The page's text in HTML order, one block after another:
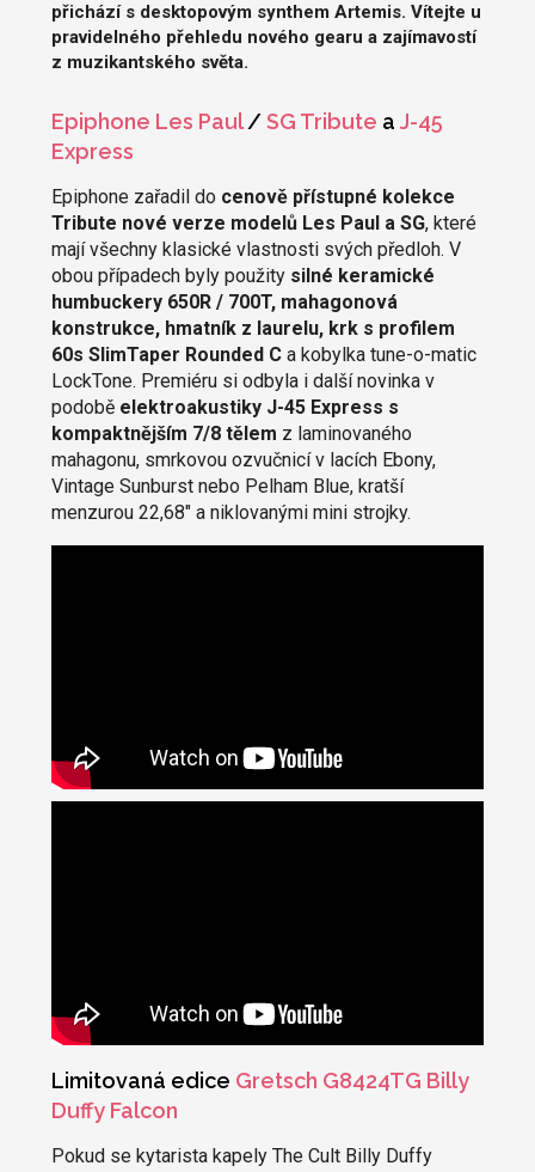
přichází s desktopovým synthem Artemis. Vítejte u
pravidelného přehledu nového gearu a zajímavostí
z muzikantského světa.
Epiphone Les Paul/SG Tribute a J-45
Express
Epiphone zařadil do cenově přístupné kolekce
Tribute nové verze modelů Les Paul a SG, které
mají všechny klasické vlastnosti svých předloh. V
obou případech byly použity silné keramické
humbuckery 650R / 700T, mahagonová
konstrukce, hmatník z laurelu, krk s profilem
60s SlimTaper Rounded Ca kobylka tune-o-matic
LockTone. Premiéru si odbyla i další novinka v
podobě elektroakustiky J-45 Express s
kompaktnějším 7/8 tělem z laminovaného
mahagonu, smrkovou ozvučnicí v lacích Ebony,
Vintage Sunburst nebo Pelham Blue, kratší
menzurou 22,68″ a niklovanými mini strojky.
Limitovaná edice Gretsch G8424TG Billy
Duffy Falcon
Pokud se kytarista kapely The Cult Billy Duffy